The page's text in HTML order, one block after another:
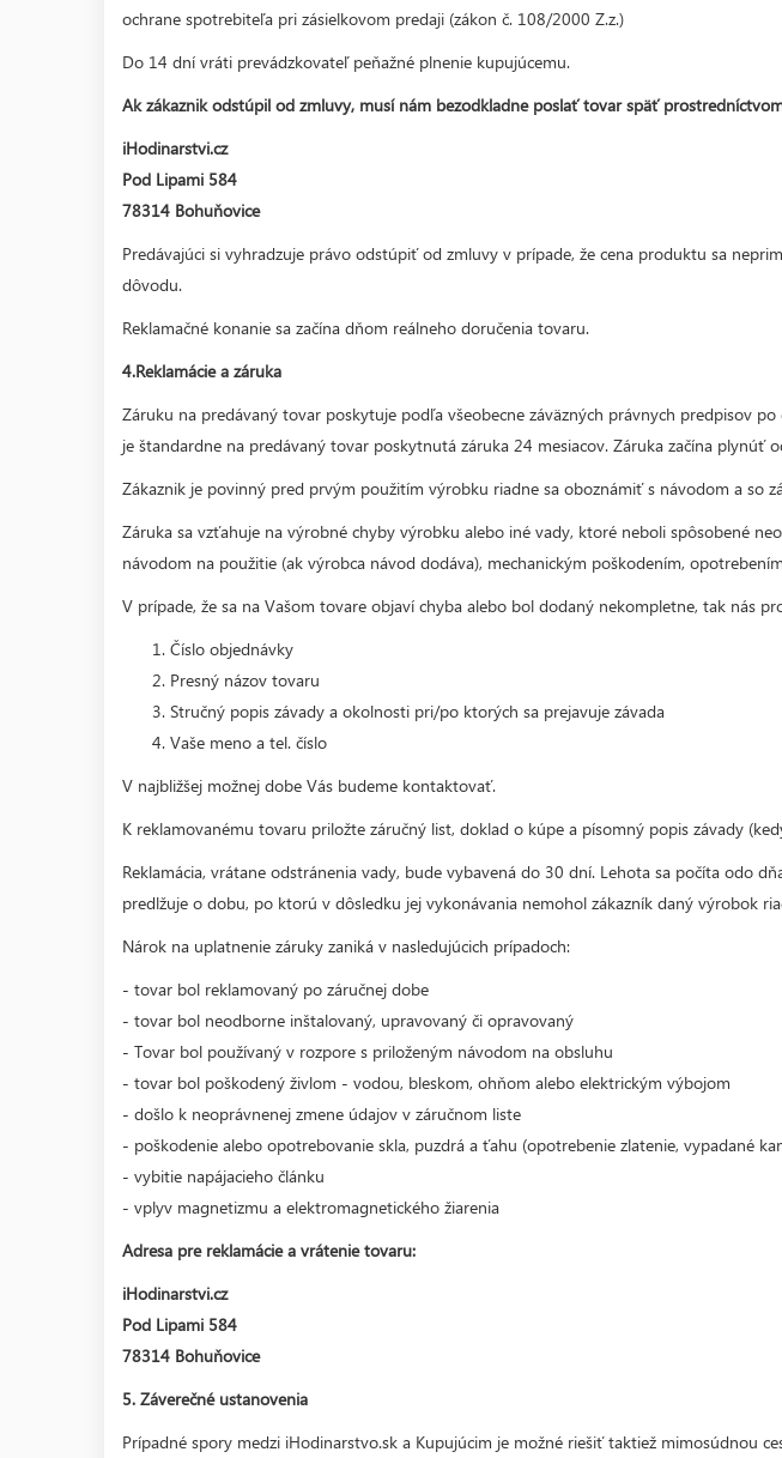
ochrane spotrebiteľa pri zásielkovom predaji (zákon č. 108/2000 Z.z.)
Do 14 dní vráti prevádzkovateľ peňažné plnenie kupujúcemu.
Ak zákaznik odstúpil od zmluvy, musí nám bezodkladne poslať tovar späť
iHodinarstvi.cz
Pod Lipami 584
78314 Bohuňovice
Predávajúci si vyhradzuje právo odstúpiť od zmluvy v prípade, že cena produktu sa
dôvodu.
Reklamačné konanie sa začína dňom reálneho doručenia tovaru.
4.Reklamácie a záruka
Záruku na predávaný tovar poskytuje podľa všeobecne záväzných právnych predpisov
je štandardne na predávaný tovar poskytnutá záruka 24 mesiacov. Záruka začína plynúť
Zákaznik je povinný pred prvým použitím výrobku riadne sa oboznámiť s návodom a so
Záruka sa vzťahuje na výrobné chyby výrobku alebo iné vady, ktoré neboli spôsobené
návodom na použitie (ak výrobca návod dodáva), mechanickým poškodením,
V prípade, že sa na Vašom tovare objaví chyba alebo bol dodaný nekompletne, tak nás
Číslo objednávky
Presný názov tovaru
Stručný popis závady a okolnosti pri/po ktorých sa prejavuje závada
Vaše meno a tel. číslo
V najbližšej možnej dobe Vás budeme kontaktovať.
K reklamovanému tovaru priložte záručný list, doklad o kúpe a písomný popis závady
Reklamácia, vrátane odstránenia vady, bude vybavená do 30 dní. Lehota sa počíta odo
predlžuje o dobu, po ktorú v dôsledku jej vykonávania nemohol zákazník daný výrobok
Nárok na uplatnenie záruky zaniká v nasledujúcich prípadoch:
- tovar bol reklamovaný po záručnej dobe
- tovar bol neodborne inštalovaný, upravovaný či opravovaný
- Tovar bol používaný v rozpore s priloženým návodom na obsluhu
- tovar bol poškodený živlom - vodou, bleskom, ohňom alebo elektrickým výbojom
- došlo k neoprávnenej zmene údajov v záručnom liste
- poškodenie alebo opotrebovanie skla, puzdrá a ťahu (opotrebenie zlatenie, vypadané
- vybitie napájacieho článku
- vplyv magnetizmu a elektromagnetického žiarenia
Adresa pre reklamácie a vrátenie tovaru:
iHodinarstvi.cz
Pod Lipami 584
78314 Bohuňovice
5. Záverečné ustanovenia
Prípadné spory medzi iHodinarstvo.sk a Kupujúcim je možné riešiť taktiež